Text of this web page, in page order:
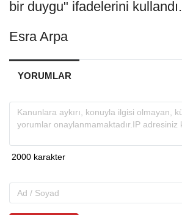
bir duygu" ifadelerini kullandı.
Esra Arpa
YORUMLAR